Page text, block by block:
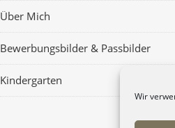
Wir
Über Mich
Bewerbungsbilder & Passbilder
Kindergarten